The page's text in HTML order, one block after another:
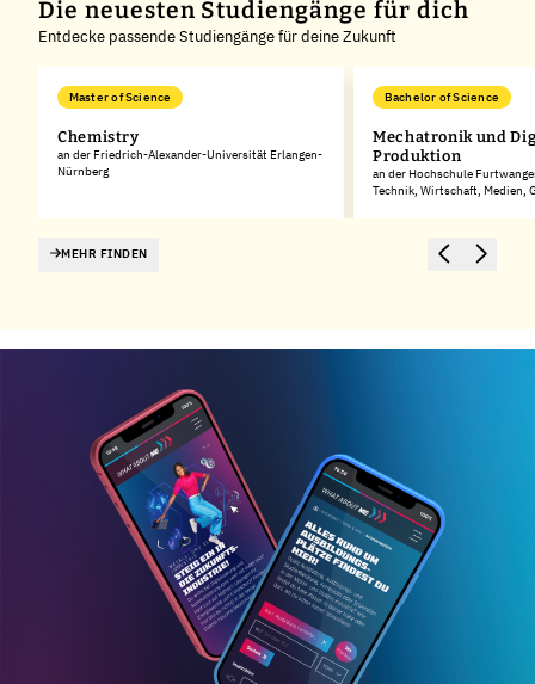
Die neuesten Studiengänge für dich
Entdecke passende Studiengänge für deine Zukunft
Master of Science
Chemistry
an der Friedrich-Alexander-Universität Erlangen-
Nürnberg
Bachelor of Science
Mechatronik und
Produktion
an der Hochschule
Technik, Wirtschaft, Medien,
MEHR FINDEN